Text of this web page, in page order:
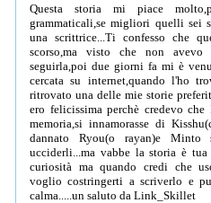
Questa storia mi piace
grammaticali,se migliori quelli sei
una scrittrice...Ti confesso che
scorso,ma visto che non
seguirla,poi due giorni fa mi è
cercata su internet,quando l'ho
ritrovato una delle mie storie
ero felicissima perchè credevo
memoria,si innamorasse di
dannato Ryou(o rayan)e Minto
ucciderli...ma vabbe la storia è
curiosità ma quando credi che
voglio costringerti a scriverlo e
calma.....un saluto da Link_Skillet